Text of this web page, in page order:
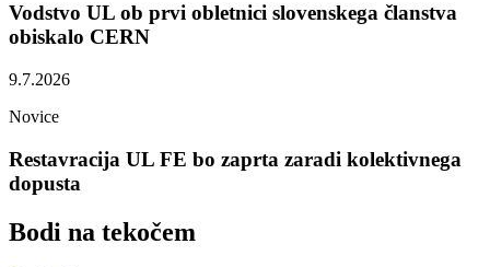
Vodstvo UL ob prvi obletnici slovenskega članstva
obiskalo CERN
9.7.2026
Novice
Restavracija UL FE bo zaprta zaradi kolektivnega
dopusta
Bodi na tekočem